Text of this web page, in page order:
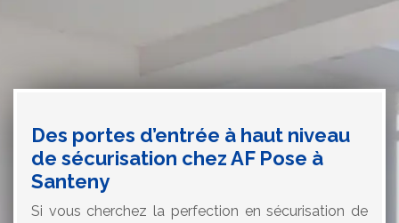
Des portes d’entrée à haut niveau
de sécurisation chez AF Pose à
Santeny
Si vous cherchez la perfection en sécurisation de